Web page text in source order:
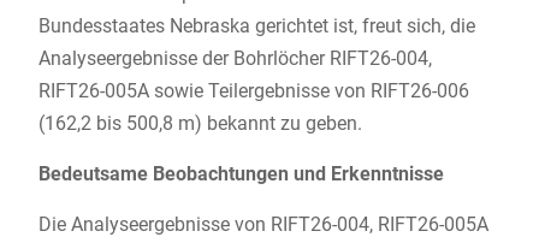
Bundesstaates Nebraska gerichtet ist, freut sich, die
Analyseergebnisse der Bohrlöcher RIFT26-004,
RIFT26-005A sowie Teilergebnisse von RIFT26-006
(162,2 bis 500,8 m) bekannt zu geben.
Bedeutsame Beobachtungen und Erkenntnisse
Die Analyseergebnisse von RIFT26-004, RIFT26-005A